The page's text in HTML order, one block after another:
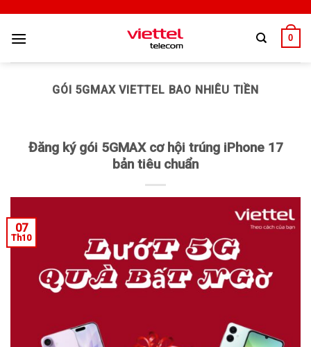
0
GÓI 5GMAX VIETTEL BAO NHIÊU TIỀN
Đăng ký gói 5GMAX cơ hội trúng iPhone 17
bản tiêu chuẩn
07
Th10